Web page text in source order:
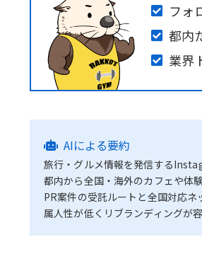
フォ
都内
業界
AIによる要約
旅行・グルメ情報を発信する
都内から全国・海外のカフェや体
PR案件の受託ルートと全国対応ネ
属人性が低くリブランディングが